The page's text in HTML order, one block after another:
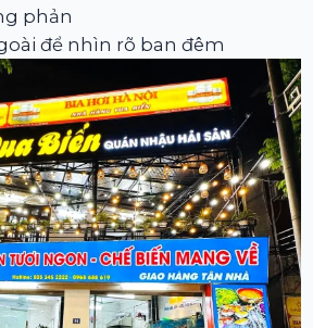
phản
để nhìn rõ ban đêm